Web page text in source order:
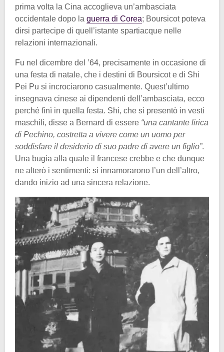
prima volta la Cina accoglieva un’ambasciata
occidentale dopo la guerra di Corea; Boursicot poteva
dirsi partecipe di quell’istante spartiacque nelle
relazioni internazionali.
Fu nel dicembre del ’64, precisamente in occasione di
una festa di natale, che i destini di Boursicot e di Shi
Pei Pu si incrociarono casualmente. Quest’ultimo
insegnava cinese ai dipendenti dell’ambasciata, ecco
perché finì in quella festa. Shi, che si presentò in vesti
maschili, disse a Bernard di essere “una cantante lirica
di Pechino, costretta a vivere come un uomo per
soddisfare il desiderio di suo padre di avere un figlio”.
Una bugia alla quale il francese crebbe e che dunque
ne alterò i sentimenti: si innamorarono l’un dell’altro,
dando inizio ad una sincera relazione.